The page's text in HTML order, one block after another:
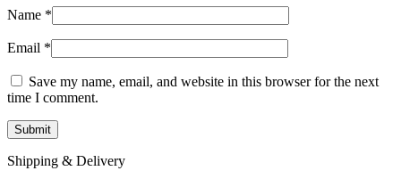
Name *
Email *
Save my name, email, and website in this browser for the next
time I comment.
Shipping & Delivery